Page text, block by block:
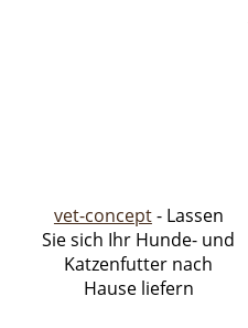
vet-concept- Lassen
Sie sich Ihr Hunde- und
Katzenfutter nach
Hause liefern